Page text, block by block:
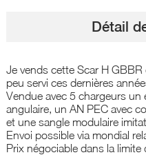
Détail
Je vends cette Scar H
peu servi ces dernières
Vendue avec 5 chargeurs
angulaire, un AN PEC avec
et une sangle modulaire
Envoi possible via mondial
Prix négociable dans la limite